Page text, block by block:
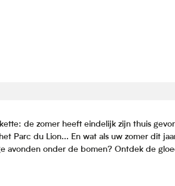
de zomer heeft eindelijk zijn thuis
Parc du Lion... En wat als uw zomer dit
avonden onder de bomen? Ontdek de